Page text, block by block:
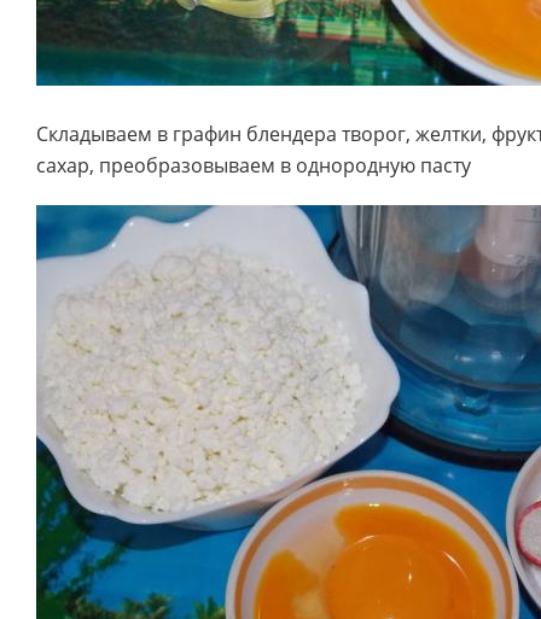
Складываем в графин блендера творог, желтки,
сахар, преобразовываем в однородную пасту